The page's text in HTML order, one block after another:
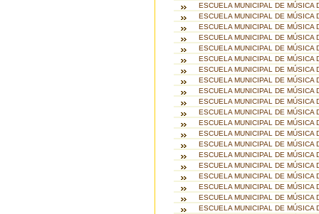
ESCUELA MUNICIPAL DE MÚSICA
ESCUELA MUNICIPAL DE MÚSICA
ESCUELA MUNICIPAL DE MÚSICA
ESCUELA MUNICIPAL DE MÚSICA
ESCUELA MUNICIPAL DE MÚSICA
ESCUELA MUNICIPAL DE MÚSICA
ESCUELA MUNICIPAL DE MÚSICA
ESCUELA MUNICIPAL DE
ESCUELA MUNICIPAL DE MÚSICA
ESCUELA MUNICIPAL DE MÚSICA
ESCUELA MUNICIPAL DE MÚSICA
ESCUELA MUNICIPAL DE MÚSICA
ESCUELA MUNICIPAL DE MÚSICA
ESCUELA MUNICIPAL DE MÚSICA
ESCUELA MUNICIPAL DE MÚSICA
ESCUELA MUNICIPAL DE MÚSICA
ESCUELA MUNICIPAL DE MÚSICA
ESCUELA MUNICIPAL DE MÚSICA
ESCUELA MUNICIPAL DE MÚSICA
ESCUELA MUNICIPAL DE MÚSICA